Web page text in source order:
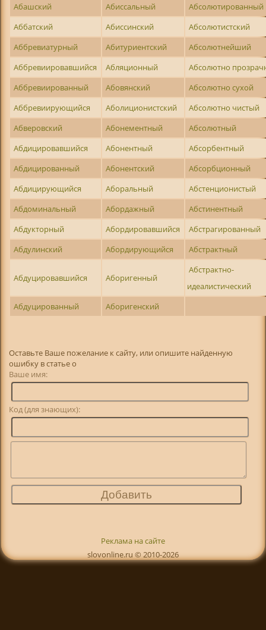
Абашский
Абиссальный
Абсолютированный
Аббатский
Абиссинский
Абсолютистский
Аббревиатурный
Абитуриентский
Абсолютнейший
Аббревиировавшийся
Абляционный
Абсолютно
Аббревиированный
Абовянский
Абсолютно сухой
Аббревиирующийся
Аболиционистский
Абсолютно чистый
Абверовский
Абонементный
Абсолютный
Абдицировавшийся
Абонентный
Абсорбентный
Абдицированный
Абонентский
Абсорбционный
Абдицирующийся
Аборальный
Абстенционистый
Абдоминальный
Абордажный
Абстинентный
Абдукторный
Абордировавшийся
Абстрагированный
Абдулинский
Абордирующийся Абстрактный
Абдуцировавшийся Аборигенный
Абстрактно-
идеалистический
Абдуцированный
Аборигенский
Оставьте Ваше пожелание к сайту, или опишите найденную
ошибку в статье о
Ваше имя:
Код (для знающих):
Реклама на сайте
slovonline.ru © 2010-2026